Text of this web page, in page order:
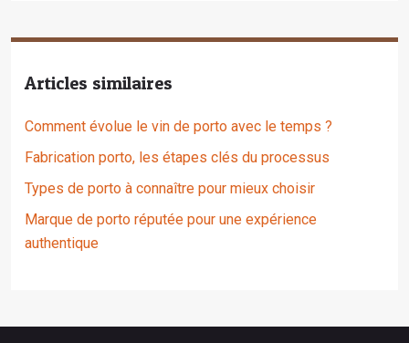
Articles similaires
Comment évolue le vin de porto avec le temps ?
Fabrication porto, les étapes clés du processus
Types de porto à connaître pour mieux choisir
Marque de porto réputée pour une expérience
authentique